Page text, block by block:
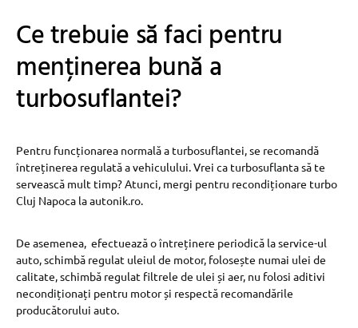
Ce trebuie să faci pentru
menținerea bună a
turbosuflantei?
Pentru funcționarea normală a turbosuflantei, se recomandă
întreținerea regulată a vehiculului. Vrei ca turbosuflanta să te
servească mult timp? Atunci, mergi pentru recondiționare turbo
Cluj Napoca la autonik.ro.
De asemenea, efectuează o întreținere periodică la service-ul
auto, schimbă regulat uleiul de motor, folosește numai ulei de
calitate, schimbă regulat filtrele de ulei și aer, nu folosi aditivi
necondiționați pentru motor și respectă recomandările
producătorului auto.